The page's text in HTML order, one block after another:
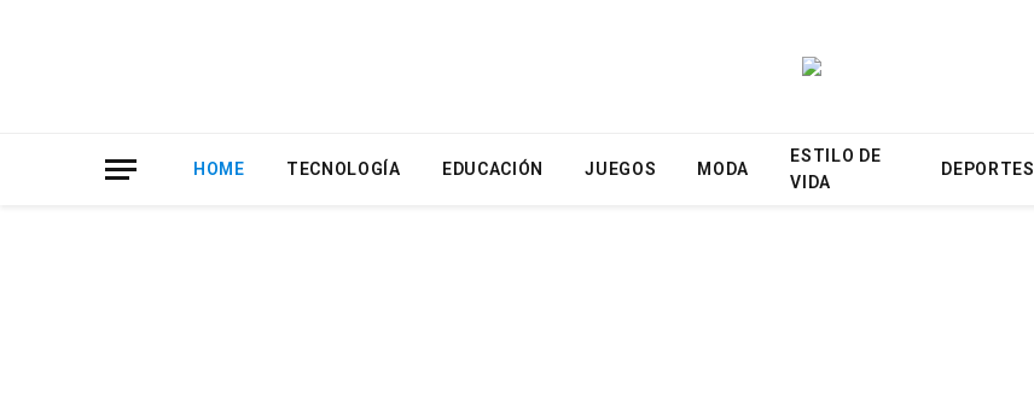
HOME TECNOLOGÍA EDUCACIÓN JUEGOS MODA
ESTILO DE
VIDA
DEPORTES